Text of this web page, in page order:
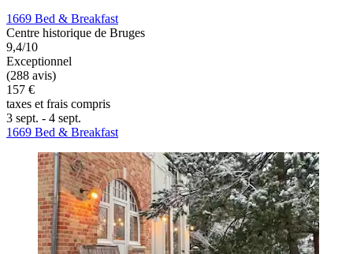
1669 Bed & Breakfast
Centre historique de Bruges
9,4/10
Exceptionnel
(288 avis)
157 €
taxes et frais compris
3 sept. - 4 sept.
1669 Bed & Breakfast